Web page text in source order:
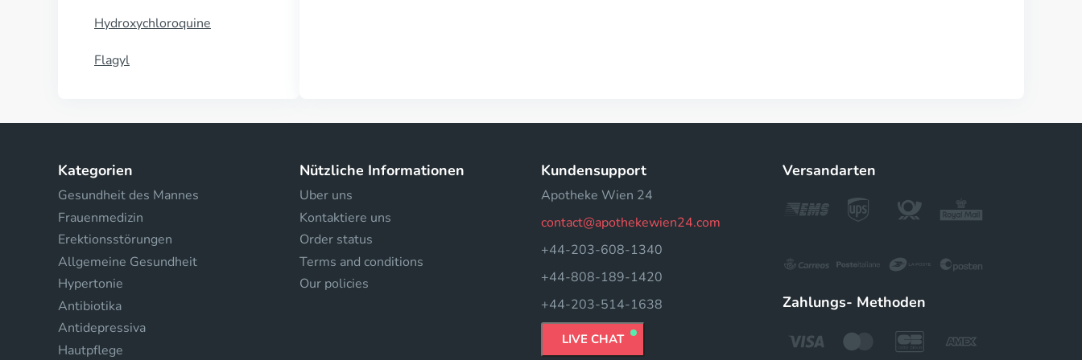
Hydroxychloroquine
Flagyl
Kategorien
Gesundheit des Mannes
Frauenmedizin
Erektionsstörungen
Allgemeine Gesundheit
Hypertonie
Antibiotika
Antidepressiva
Hautpflege
Nützliche Informationen
Uber uns
Kontaktiere uns
Order status
Terms and conditions
Our policies
Kundensupport
Apotheke Wien 24
contact@apothekewien24.com
+44-203-608-1340
+44-808-189-1420
+44-203-514-1638
LIVE CHAT
Versandarten
Zahlungs- Methoden